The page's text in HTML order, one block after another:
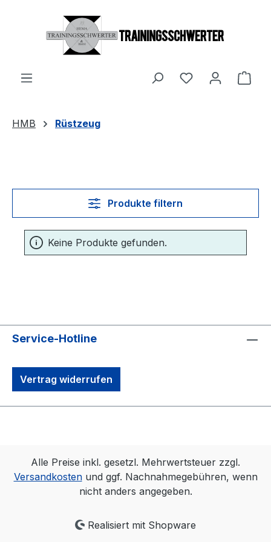
Zum Hauptinhalt springen
Du hast 0
HMB Rüstzeug
Produkte filtern
Keine Produkte gefunden.
Service-Hotline
Vertrag widerrufen
Alle Preise inkl. gesetzl. Mehrwertsteuer zzgl.
Versandkostenund ggf. Nachnahmegebühren, wenn
nicht anders angegeben.
Realisiert mit Shopware